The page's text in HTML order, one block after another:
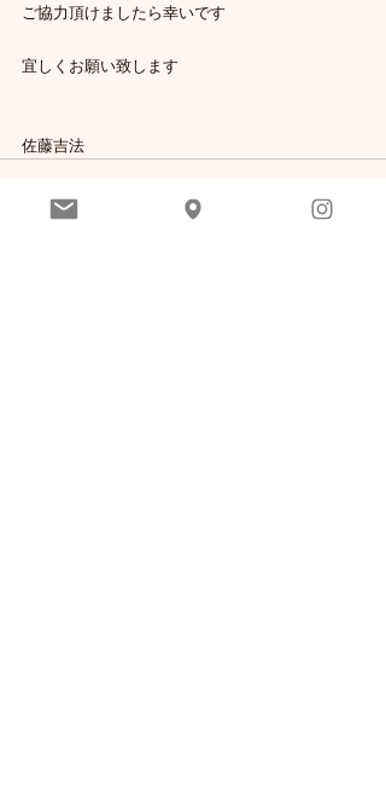
ご協力頂けましたら幸いです
宜しくお願い致します
佐藤吉法